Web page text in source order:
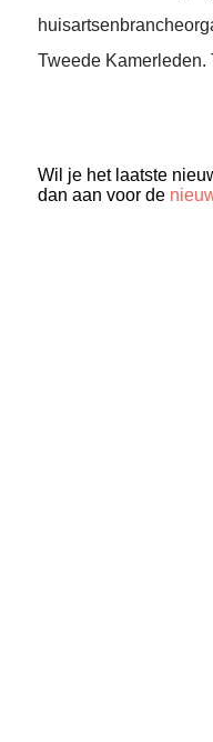
Tweede Kamerleden.
Wil je het laatste
dan aan voor de